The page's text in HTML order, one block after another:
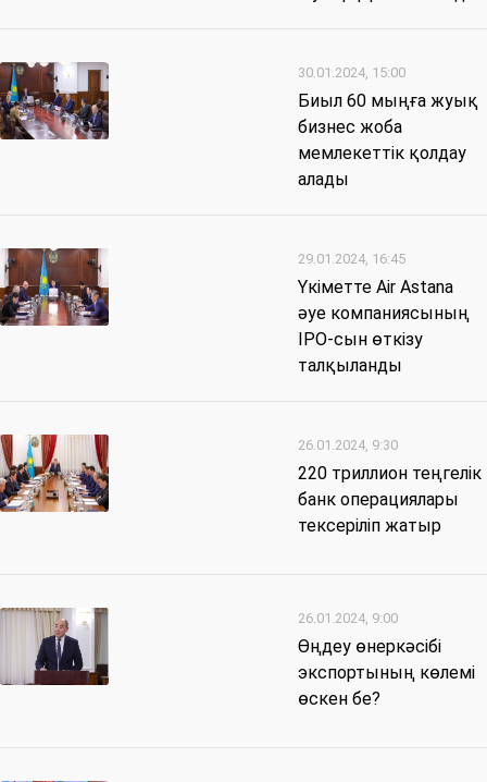
30.01.2024, 15:00
Биыл 60 мыңға жуық
бизнес жоба
мемлекеттік қолдау
алады
29.01.2024, 16:45
Үкіметте Air Astana
әуе компаниясының
IPO-сын өткізу
талқыланды
26.01.2024, 9:30
220 триллион теңгелік
банк операциялары
тексеріліп жатыр
26.01.2024, 9:00
Өңдеу өнеркәсібі
экспортының көлемі
өскен бе?